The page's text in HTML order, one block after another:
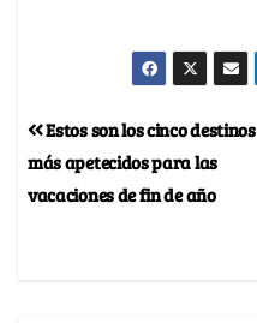
Estos son los cinco destinos
más apetecidos para las
vacaciones de fin de año